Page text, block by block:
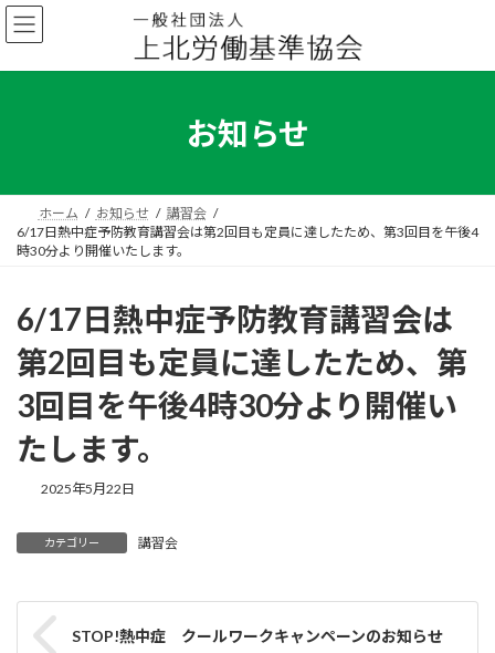
コ
ン
ン
ナ
ビ
ー
お知らせ
ホーム お知らせ
講習会
6/17日熱中症予防教育講習会は第2回目も定員に達したため、第3回目を午後4
時30分より開催いたします。
6/17日熱中症予防教育講習会は
第2回目も定員に達したため、第
3回目を午後4時30分より開催い
たします。
2025年5月22日
カテゴリー 講習会
STOP!熱中症 クールワークキャンペーンのお知らせ